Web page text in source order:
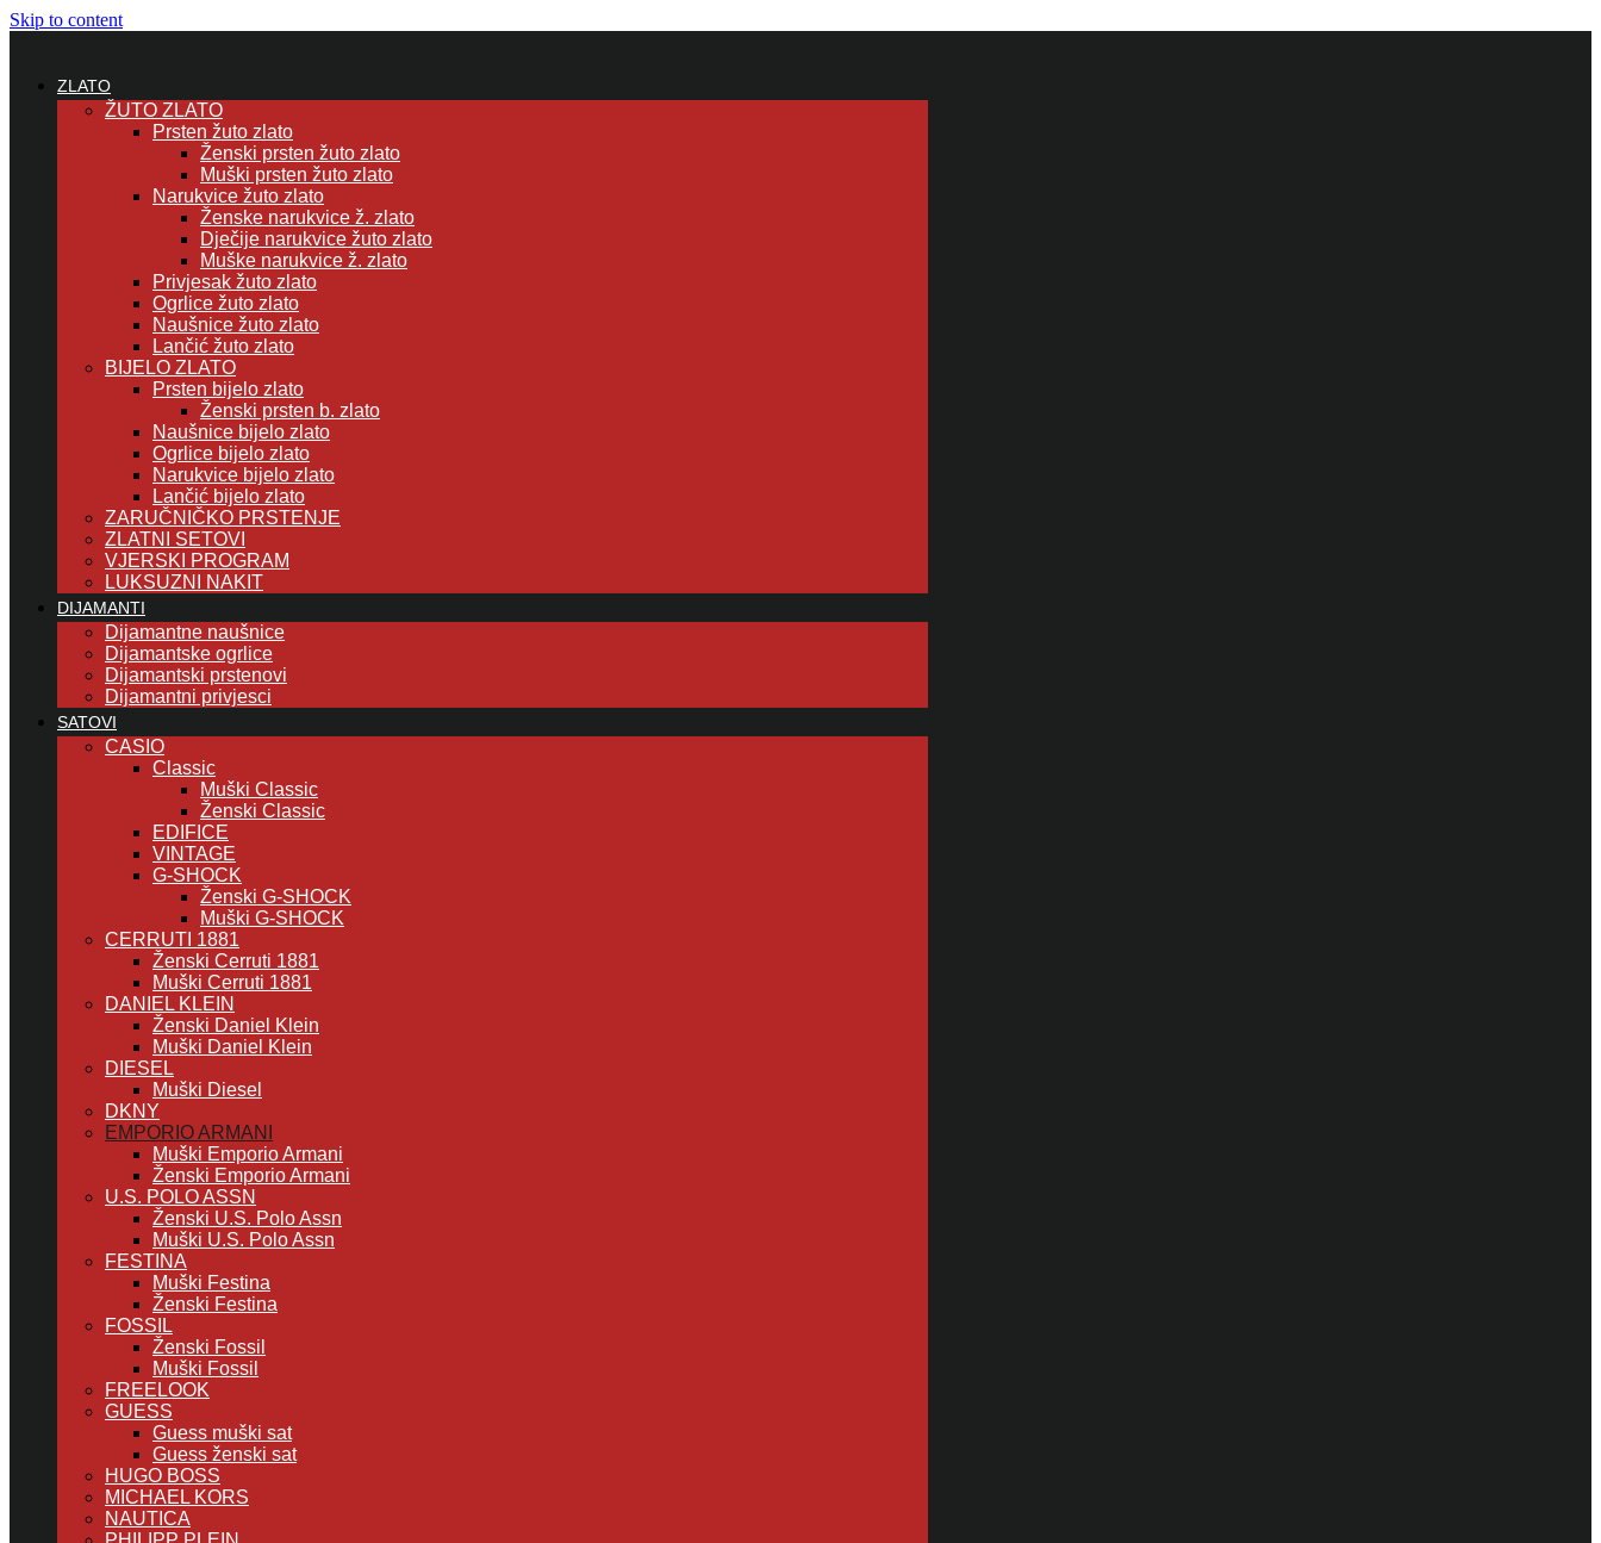
Skip to content
ZLATO
ŽUTO ZLATO
Prsten žuto zlato
Ženski prsten žuto zlato
Muški prsten žuto zlato
Narukvice žuto zlato
Ženske narukvice ž. zlato
Dječije narukvice žuto zlato
Muške narukvice ž. zlato
Privjesak žuto zlato
Ogrlice žuto zlato
Naušnice žuto zlato
Lančić žuto zlato
BIJELO ZLATO
Prsten bijelo zlato
Ženski prsten b. zlato
Naušnice bijelo zlato
Ogrlice bijelo zlato
Narukvice bijelo zlato
Lančić bijelo zlato
ZARUČNIČKO PRSTENJE
ZLATNI SETOVI
VJERSKI PROGRAM
LUKSUZNI NAKIT
DIJAMANTI
Dijamantne naušnice
Dijamantske ogrlice
Dijamantski prstenovi
Dijamantni privjesci
SATOVI
CASIO
Classic
Muški Classic
Ženski Classic
EDIFICE
VINTAGE
G-SHOCK
Ženski G-SHOCK
Muški G-SHOCK
CERRUTI 1881
Ženski Cerruti 1881
Muški Cerruti 1881
DANIEL KLEIN
Ženski Daniel Klein
Muški Daniel Klein
DIESEL
Muški Diesel
DKNY
EMPORIO ARMANI
Muški Emporio Armani
Ženski Emporio Armani
U.S. POLO ASSN
Ženski U.S. Polo Assn
Muški U.S. Polo Assn
FESTINA
Muški Festina
Ženski Festina
FOSSIL
Ženski Fossil
Muški Fossil
FREELOOK
GUESS
Guess muški sat
Guess ženski sat
HUGO BOSS
MICHAEL KORS
NAUTICA